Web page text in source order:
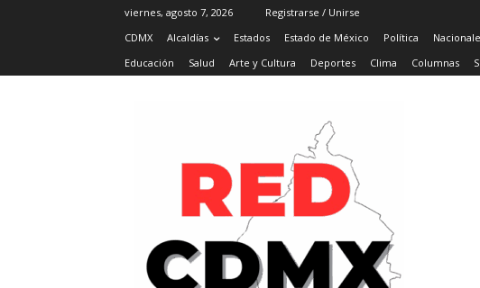
viernes, agosto 7, 2026
Registrarse / Unirse
CDMX
Alcaldías Estados Estado de México Política
Educación
Salud Arte y Cultura Deportes Clima Columnas